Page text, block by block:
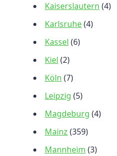
Kaiserslautern (4)
Karlsruhe(4)
Kassel (6)
Kiel (2)
Köln (7)
Leipzig (5)
Magdeburg (4)
Mainz (359)
Mannheim (3)